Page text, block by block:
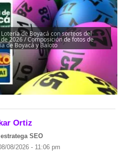
de Boyacá con sorteos del
2026 / Composición de fotos de
de Boyacá y Baloto
Ortiz
SEO
08/2026 - 11:06 pm